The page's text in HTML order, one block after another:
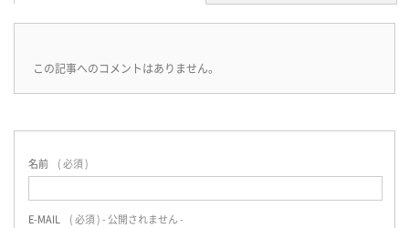
この記事へのコメントはありません。
名前 ( 必須 )
E-MAIL ( 必須 ) - 公開されません -